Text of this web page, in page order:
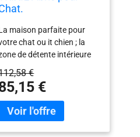
maison parfaite pour
chat ou it chien ; la
de détente intérieure
et un balcon sur le toit afin
qu'ils puissent profiter de la
en bois w A
pour l'intérieur et
durable pour l'extérieur ;
€
€